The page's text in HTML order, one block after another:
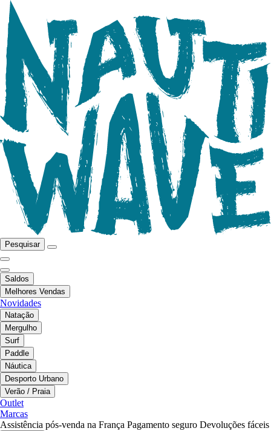
Pesquisar
Saldos
Melhores Vendas
Novidades
Natação
Mergulho
Surf
Paddle
Náutica
Desporto Urbano
Verão / Praia
Outlet
Marcas
Assistência pós-venda na França Pagamento seguro Devoluções fáceis